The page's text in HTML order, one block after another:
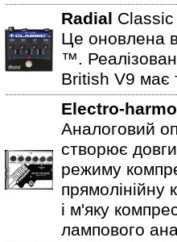
Radial
Це оновлена
™.
British V9 має
Electro-
Аналоговий
створює
режиму
прямолінійну
і м'яку
лампового